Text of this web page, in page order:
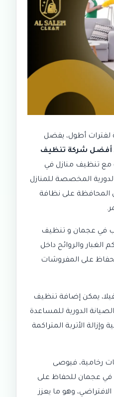
لفترات أطول، يفضل
أفضل شركة تنظيف
مع تنظيف منازل في
المخصصة للمنازل
المحافظة على نظافة
في عجمان و تنظيف
الغبار والروائح داخل
على المفروشات
يمكن إضافة تنظيف
الدورية للمساعدة
الأتربة المتراكمة
رخامية، فيوصى
في عجمان للحفاظ على
وهو ما يعزز